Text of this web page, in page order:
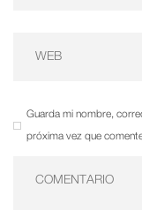
Guarda mi nombre,
próxima vez que